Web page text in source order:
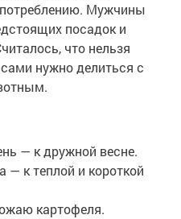
Мужчины
посадок и
что нельзя
нужно делиться с
— к дружной весне.
— к теплой и короткой
картофеля.